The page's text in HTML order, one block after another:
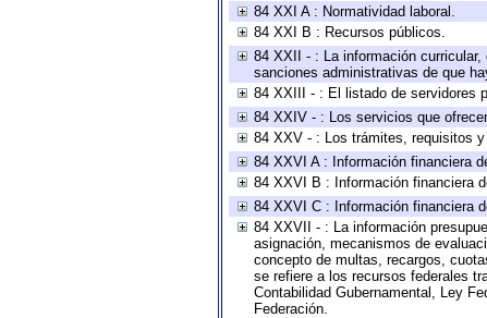
84 XXI A : Normatividad laboral.
84 XXI B : Recursos públicos.
84 XXII - : La información
sanciones administrativas de que
84 XXIII - : El listado de servidores
84 XXIV - : Los servicios que
84 XXV - : Los trámites, requisitos
84 XXVI A : Información financiera
84 XXVI B : Información financiera
84 XXVI C : Información financiera
84 XXVII - : La información
asignación, mecanismos de
concepto de multas, recargos,
se refiere a los recursos federales
Contabilidad Gubernamental, Ley
Federación.